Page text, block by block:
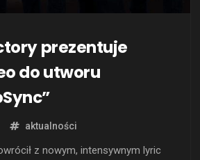
prezentuje
do utworu
aktualności
z nowym, intensywnym lyric